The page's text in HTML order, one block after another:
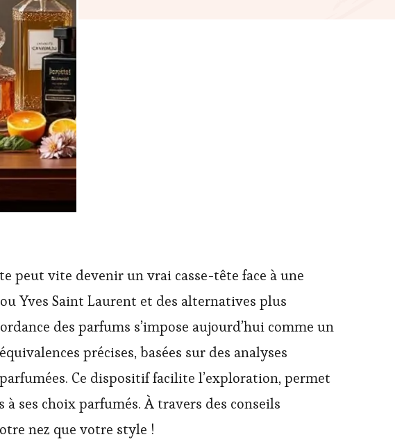
peut vite devenir un vrai casse-tête face à une
Yves Saint Laurent et des alternatives plus
des parfums s’impose aujourd’hui comme un
précises, basées sur des analyses
Ce dispositif facilite l’exploration, permet
ses choix parfumés. À travers des conseils
nez que votre style !